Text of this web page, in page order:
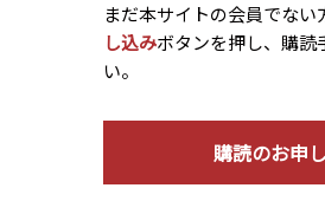
まだ本サイトの会員でない
し込みボタンを押し、購読
い。
購読のお申